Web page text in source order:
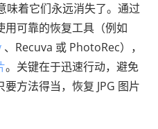
味着它们永远消失了。通过
可靠的恢复工具（例如
、Recuva 或 PhotoRec），
。关键在于迅速行动，避免
方法得当，恢复 JPG 图片